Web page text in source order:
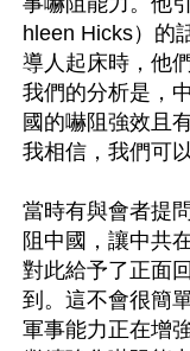
hleen Hicks）的
導人起床時，他
我們的分析是，
國的嚇阻強效且
我相信，我們可
當時有與會者提
阻中國，讓中共
對此給予了正面
到。這不會很簡
軍事能力正在增